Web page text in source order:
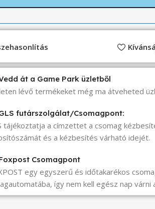
át a Game Park üzletből
lévő termékeket még ma átveheted
futárszolgálat/Csomagpont:
tájékoztatja a címzettet a csomag
és a kézbesítés várható idejét.
Csomagpont
egy egyszerű és időtakarékos
így nem kell egész nap várni